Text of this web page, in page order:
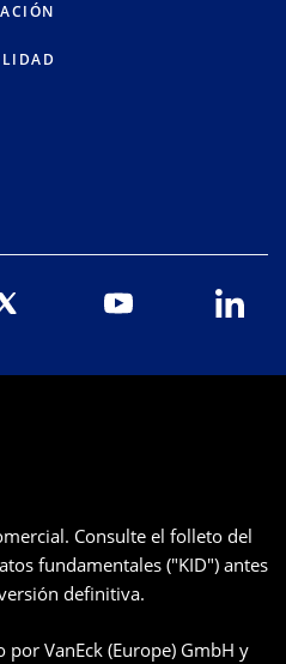
Consulte el folleto del
fundamentales ("KID") antes
definitiva.
VanEck (Europe) GmbH y